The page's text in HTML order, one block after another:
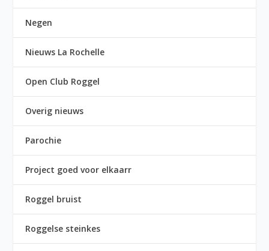
Negen
Nieuws La Rochelle
Open Club Roggel
Overig nieuws
Parochie
Project goed voor elkaarr
Roggel bruist
Roggelse steinkes